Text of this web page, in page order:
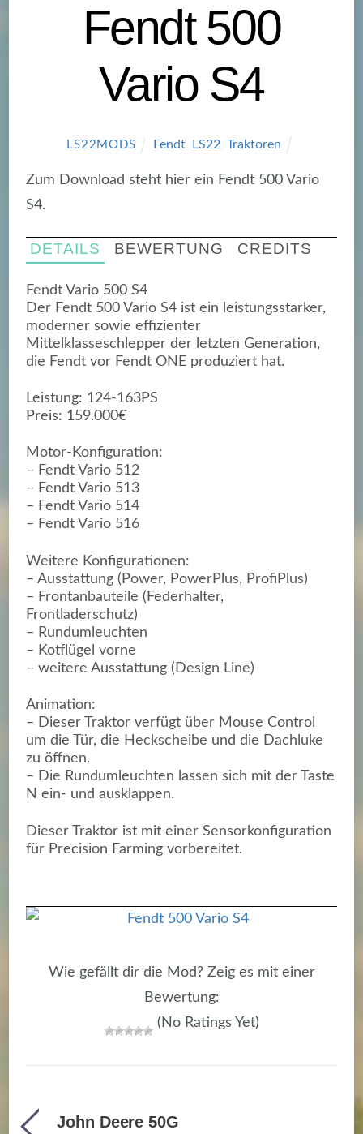
Fendt 500
Vario S4
LS22MODS Fendt, LS22 Traktoren
Zum Download steht hier ein Fendt 500 Vario
S4.
DETAILS BEWERTUNG CREDITS
Fendt Vario 500 S4
Der Fendt 500 Vario S4 ist ein leistungsstarker,
moderner sowie effizienter
Mittelklasseschlepper der letzten Generation,
die Fendt vor Fendt ONE produziert hat.
Leistung: 124-163PS
Preis: 159.000€
Motor-Konfiguration:
– Fendt Vario 512
– Fendt Vario 513
– Fendt Vario 514
– Fendt Vario 516
Weitere Konfigurationen:
– Ausstattung (Power, PowerPlus, ProfiPlus)
– Frontanbauteile (Federhalter,
Frontladerschutz)
– Rundumleuchten
– Kotflügel vorne
– weitere Ausstattung (Design Line)
Animation:
– Dieser Traktor verfügt über Mouse Control
um die Tür, die Heckscheibe und die Dachluke
zu öffnen.
– Die Rundumleuchten lassen sich mit der Taste
N ein- und ausklappen.
Dieser Traktor ist mit einer Sensorkonfiguration
für Precision Farming vorbereitet.
Wie gefällt dir die Mod? Zeig es mit einer
Bewertung:
(No Ratings Yet)
John Deere 50G